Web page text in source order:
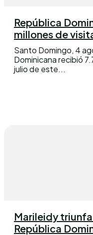
República
millones de
Santo Domingo, 4
Dominicana recibió
julio de este...
Marileidy
República